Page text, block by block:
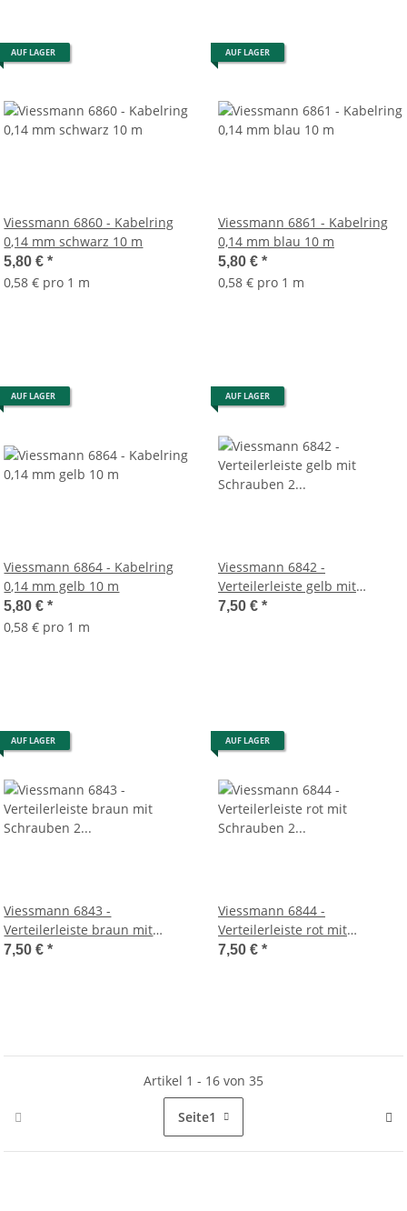
AUF LAGER
Viessmann 6860 - Kabelring
0,14 mm schwarz 10 m
5,80 €*
0,58 € pro 1 m
AUF LAGER
Viessmann 6861 - Kabelring
0,14 mm blau 10 m
5,80 € *
0,58 € pro 1 m
AUF LAGER
Viessmann 6864 - Kabelring
0,14 mm gelb 10 m
5,80 €*
0,58 € pro 1 m
AUF LAGER
Viessmann 6842 -
Verteilerleiste gelb mit
Schrauben 2 Stück
7,50 € *
AUF LAGER
Viessmann 6843 -
Verteilerleiste braun mit
Schrauben 2 Stück
7,50 €*
AUF LAGER
Viessmann 6844 -
Verteilerleiste rot mit
Schrauben 2 Stück
7,50 € *
Artikel 1 - 16 von 35
Seite1